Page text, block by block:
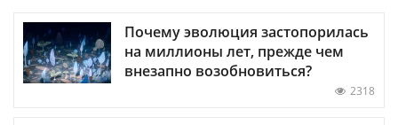
Почему эволюция застопорилась
на миллионы лет, прежде чем
внезапно возобновиться?
2318